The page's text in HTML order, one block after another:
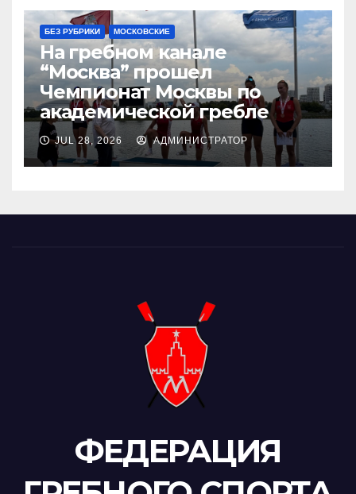
БЕЗ РУБРИКИ МОСКОВСКИЕ
На гребном канале
“Москва” прошел
Чемпионат Москвы по
академической гребле
JUL 28, 2026 АДМИНИСТРАТОР
ФЕДЕРАЦИЯ